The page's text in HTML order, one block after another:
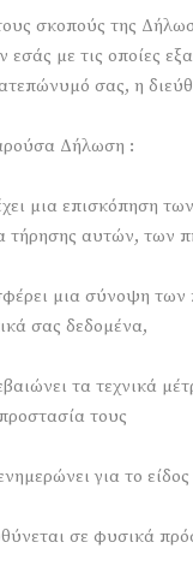
σκοπούς της
εσάς με τις οποίες
σας, η
Δήλωση :
μια επισκόπηση
τήρησης αυτών, των
μια σύνοψη των
σας δεδομένα,
τα τεχνικά
τους
για το
σε φυσικά